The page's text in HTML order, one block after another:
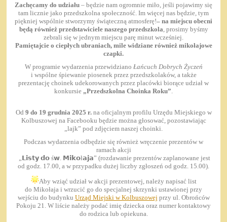
Zachęcamy do udziału – będzie nam ogromnie miło, jeśli pojawimy się
tam licznie jako przedszkolna społeczność. Im więcej nas będzie, tym
piękniej wspólnie stworzymy świąteczną atmosferę!– na miejscu obecni
będą również przedstawiciele naszego przedszkola , prosimy byśmy
zebrali się w jednym miejscu parę minut wcześniej.
Pamiętajcie o ciepłych ubraniach, mile widziane również mikołajowe
czapki.
W programie wydarzenia przewidziano Łańcuch Dobrych Życzeń
i wspólne śpiewanie piosenek przez przedszkolaków, a także
prezentację choinek udekorowanych przez placówki biorące udział w
konkursie „Przedszkolna Choinka Roku”
Od 9 do 19 grudnia 2025 r.na oficjalnym profilu Urzędu Miejskiego w
Kolbuszowej na Facebooku będzie można głosować, pozostawiając
„lajk” pod zdjęciem naszej choinki.
Podczas wydarzenia odbędzie się również wręczenie prezentów w
ramach akcji
„𝗟𝗶𝘀𝘁𝘆 𝗱𝗼 ś𝘄. 𝗠𝗶𝗸𝗼ł𝗮𝗷𝗮” (rozdawanie prezentów zaplanowane jest
od godz. 17.00, a w przypadku dużej liczby zgłoszeń od godz. 15.00).
Aby wziąć udział w akcji prezentowej, należy napisać list
do Mikołaja i wrzucić go do specjalnej skrzynki ustawionej przy
wejściu do budynku Urząd Miejski w Kolbuszowej przy ul. Obrońców
Pokoju 21. W liście należy podać imię dziecka oraz numer kontaktowy
do rodzica lub opiekuna.